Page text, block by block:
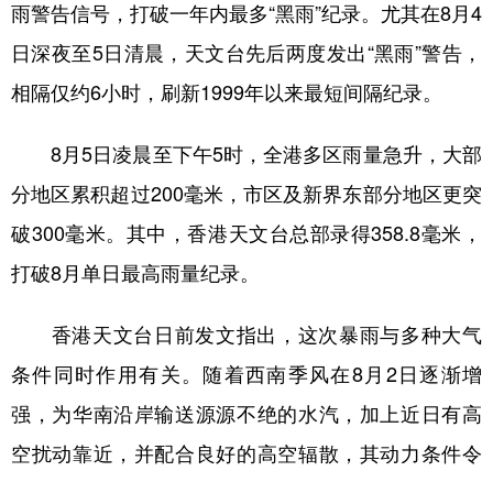
新疆 内蒙古 黑龙江
多语种频道
Русский язык 日本語 한국어
Deutsch Português
雨警告信号，打破一年内最多“黑雨”纪录。尤其在8月4
日深夜至5日清晨，天文台先后两度发出“黑雨”警告，
相隔仅约6小时，刷新1999年以来最短间隔纪录。
8月5日凌晨至下午5时，全港多区雨量急升，大部
分地区累积超过200毫米，市区及新界东部分地区更突
破300毫米。其中，香港天文台总部录得358.8毫米，
打破8月单日最高雨量纪录。
香港天文台日前发文指出，这次暴雨与多种大气
条件同时作用有关。随着西南季风在8月2日逐渐增
强，为华南沿岸输送源源不绝的水汽，加上近日有高
空扰动靠近，并配合良好的高空辐散，其动力条件令